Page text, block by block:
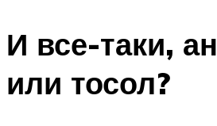
И все-таки,
или тосол?